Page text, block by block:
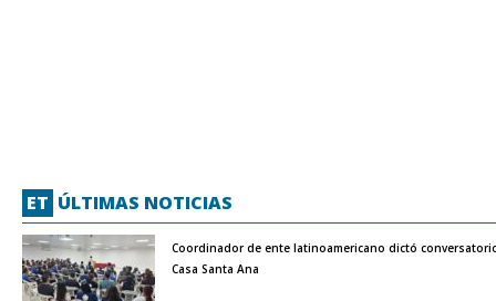
ET ÚLTIMAS NOTICIAS
Coordinador de ente latinoamericano dictó
Casa Santa Ana